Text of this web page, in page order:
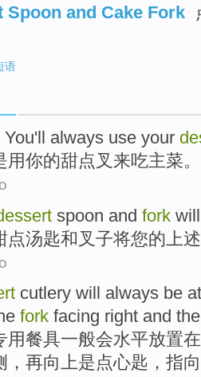
Spoon and Cake Fork
语
You'll always use your
用你的甜点叉 来吃主菜。
spoon and fork
点汤匙和叉子将您的 上述
cutlery will always be at
fork facing right and
用餐具一般会水平放置在
，再向上是点心匙 ，指